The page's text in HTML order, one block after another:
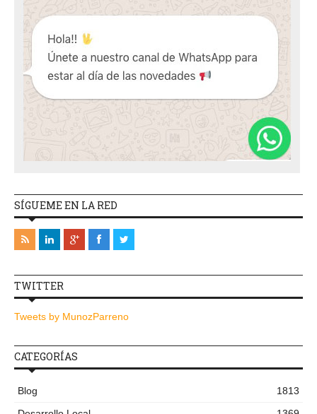
SÍGUEME EN LA RED
TWITTER
Tweets by MunozParreno
CATEGORÍAS
Blog
1813